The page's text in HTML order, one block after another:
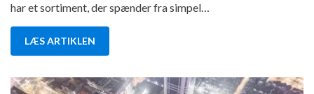
har et sortiment, der spænder fra simpel…
LÆS ARTIKLEN